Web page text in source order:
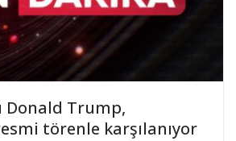
Donald Trump,
törenle karşılanıyor